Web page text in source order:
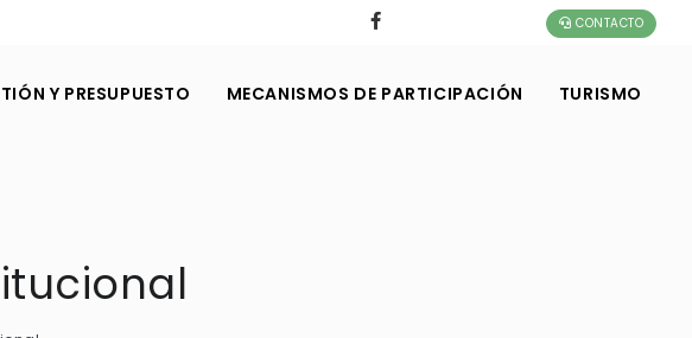
CONTACTO
Y PRESUPUESTO MECANISMOS DE PARTICIPACIÓN TURISMO